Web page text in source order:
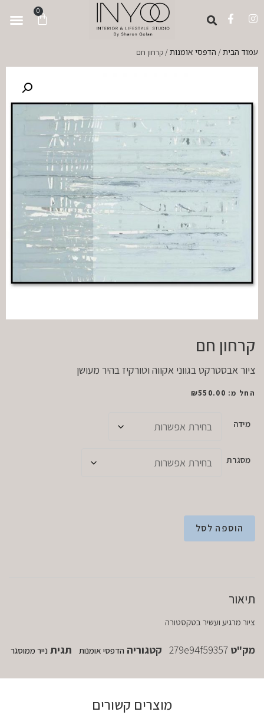
0
קרחון חם
ציור אבסטרקט בגווני אקווה וטורקיז בהיר מעושן
החל מ: ₪550.00
מידה
מסגרת
הוספה לסל
תיאור
ציור מרגיע ועשיר בטקסטורה
מק"ט 279e94f59357 קטגוריה הדפסי אומנות תגית נייר ממוסגר
עמוד הבית/ הדפסי אומנות/ קרחון חם
מוצרים קשורים